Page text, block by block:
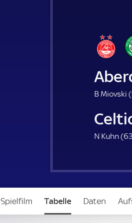
B Miovski (
N Kuhn (
Spielfilm Tabelle Daten